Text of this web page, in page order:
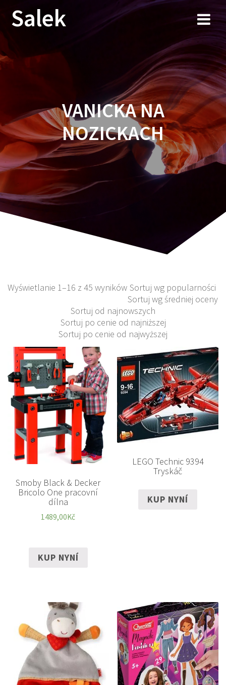
Przejdź
do
Salek
VANICKA NA
NOZICKACH
Wyświetlanie 1–16 z 45 wyników Sortuj wg popularności
Sortuj wg średniej oceny
Sortuj od najnowszych
Sortuj po cenie od najniższej
Sortuj po cenie od najwyższej
Smoby Black & Decker
Bricolo One pracovní
dílna
1489,00Kč
KUP NYNÍ
LEGO Technic 9394
Tryskáč
KUP NYNÍ